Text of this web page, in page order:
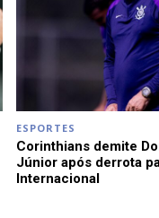
ESPORTES
Corinthians demite
Júnior após derrota
Internacional